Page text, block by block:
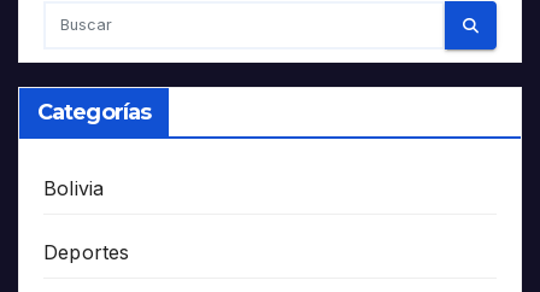
Categorías
Bolivia
Deportes